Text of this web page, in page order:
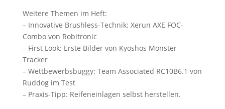
Weitere Themen im Heft:
– Innovative Brushless-Technik: Xerun AXE FOC-
Combo von Robitronic
– First Look: Erste Bilder von Kyoshos Monster
Tracker
– Wettbewerbsbuggy: Team Associated RC10B6.1 von
Ruddog im Test
– Praxis-Tipp: Reifeneinlagen selbst herstellen.